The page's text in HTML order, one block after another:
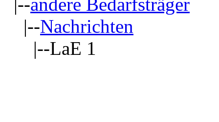
|--andere Bedarfsträger
|--Nachrichten
|--LaE 1